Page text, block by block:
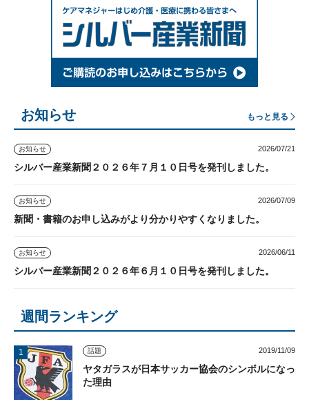
お知らせ もっと見る
お知らせ 2026/07/21
シルバー産業新聞２０２６年７月１０日号を発刊しました。
お知らせ 2026/07/09
新聞・書籍のお申し込みがより分かりやすくなりました。
お知らせ 2026/06/11
シルバー産業新聞２０２６年６月１０日号を発刊しました。
週間ランキング
話題 2019/11/09
ヤタガラスが日本サッカー協会のシンボルになっ
た理由